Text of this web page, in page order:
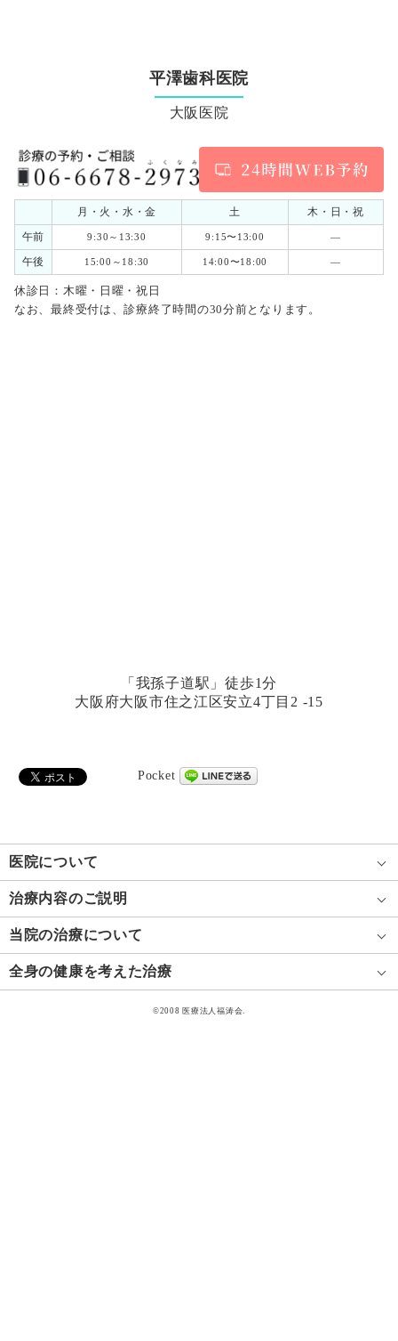
平澤歯科医院
大阪医院
月・火・水・金 土
木・日・祝
午前
9:30～13:30 9:15〜13:00 ―
午後 15:00～18:30 14:00〜18:00 ―
休診日：木曜・日曜・祝日
なお、最終受付は、診療終了時間の30分前となります。
「我孫子道駅」徒歩1分
大阪府大阪市住之江区安立4丁目2 -15
Pocket
医院について
治療内容のご説明
当院の治療について
全身の健康を考えた治療
©2008 医療法人福涛会.